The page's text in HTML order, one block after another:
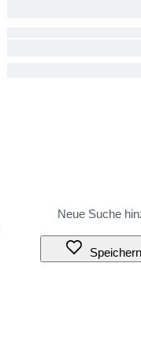
Speichern